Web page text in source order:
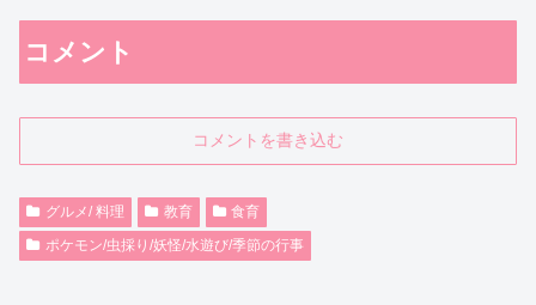
コメント
コメントを書き込む
グルメ/ 料理 教育
食育
ポケモン/虫採り/妖怪/水遊び/季節の行事